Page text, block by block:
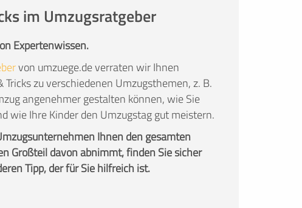
im Umzugsratgeber
Expertenwissen.
von umzuege.de verraten wir Ihnen
Tricks zu verschiedenen Umzugsthemen, z. B.
angenehmer gestalten können, wie Sie
wie Ihre Kinder den Umzugstag gut meistern.
Ihnen den gesamten
Großteil davon abnimmt, finden Sie sicher
Tipp, der für Sie hilfreich ist.